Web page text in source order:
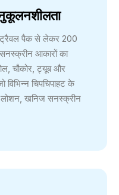
ट्रैवल पैक से लेकर 200
सनस्क्रीन आकारों का
चौकोर, ट्यूब और
चिपचिपाहट के
खनिज सनस्क्रीन